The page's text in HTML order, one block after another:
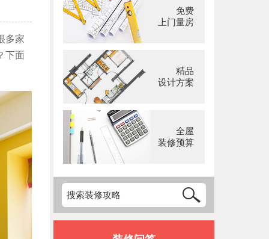
多家
下面
免费
上门量房
精品
设计方案
全屋
装修预算